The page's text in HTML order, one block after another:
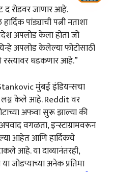
द रोडवर जाणार आहे.
पांड्याची पत्नी नताशा
अपलोड केला होता जो
अपलोड केलेल्या फोटोसाठी
धडकणार आहे.”
मुंबई इंडियन्सचा
लग्न केले आहे. Reddit वर
अफवा सुरू झाल्या की
वगळता, इन्स्टाग्रामवरून
आहेत आणि हार्दिकचे
आहे. या दाव्यानंतरही,
जोडप्याच्या अनेक प्रतिमा